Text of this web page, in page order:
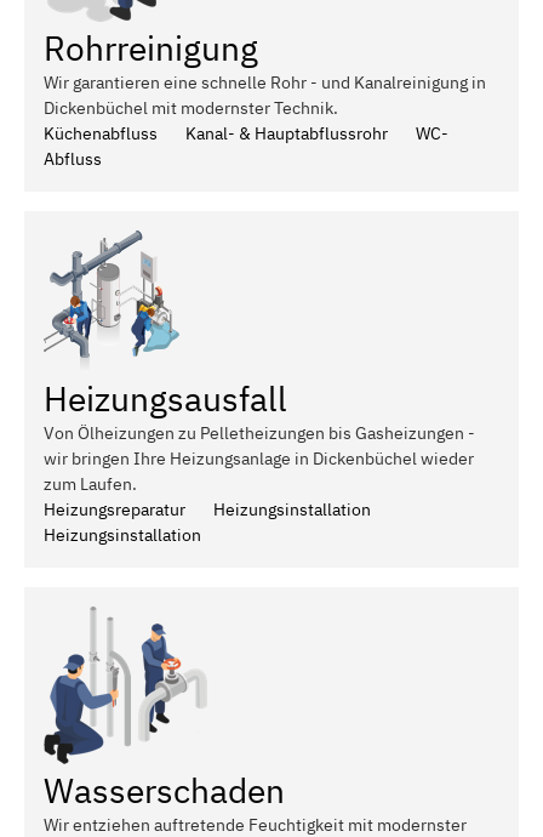
Rohrreinigung
Wir garantieren eine schnelle Rohr - und Kanalreinigung in
Dickenbüchel mit modernster Technik.
Küchenabfluss
Kanal- & Hauptabflussrohr
WC-
Abfluss
Heizungsausfall
Von Ölheizungen zu Pelletheizungen bis Gasheizungen -
wir bringen Ihre Heizungsanlage in Dickenbüchel wieder
zum Laufen.
Heizungsreparatur
Heizungsinstallation
Heizungsinstallation
Wasserschaden
Wir entziehen auftretende Feuchtigkeit mit modernster